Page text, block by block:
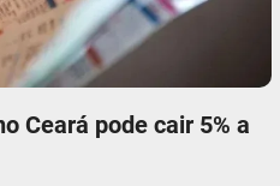
Ceará pode cair 5% a